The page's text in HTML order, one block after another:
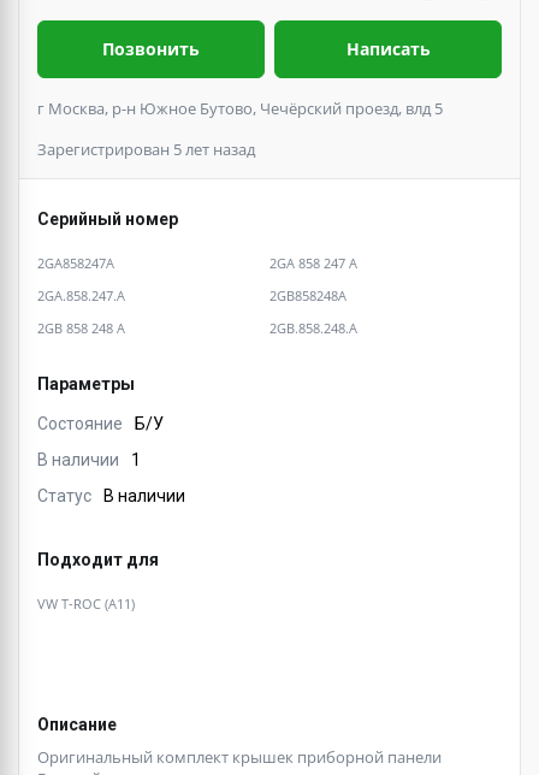
Позвонить Написать
г Москва, р-н Южное Бутово, Чечёрский проезд, влд 5
Зарегистрирован 5 лет назад
Серийный номер
2GA858247A
2GA 858 247 A
2GA.858.247.A
2GB858248A
2GB 858 248 A
2GB.858.248.A
Параметры
Состояние
Б/У
В наличии
1
Статус
В наличии
Подходит для
VW T-ROC (A11)
Описание
Оригинальный комплект крышек приборной панели